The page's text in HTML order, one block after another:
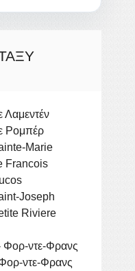
Ρομπέρ
Marie
Francois
Joseph
Riviere
Φορ-ντε-Φρανς
ντε-Φρανς